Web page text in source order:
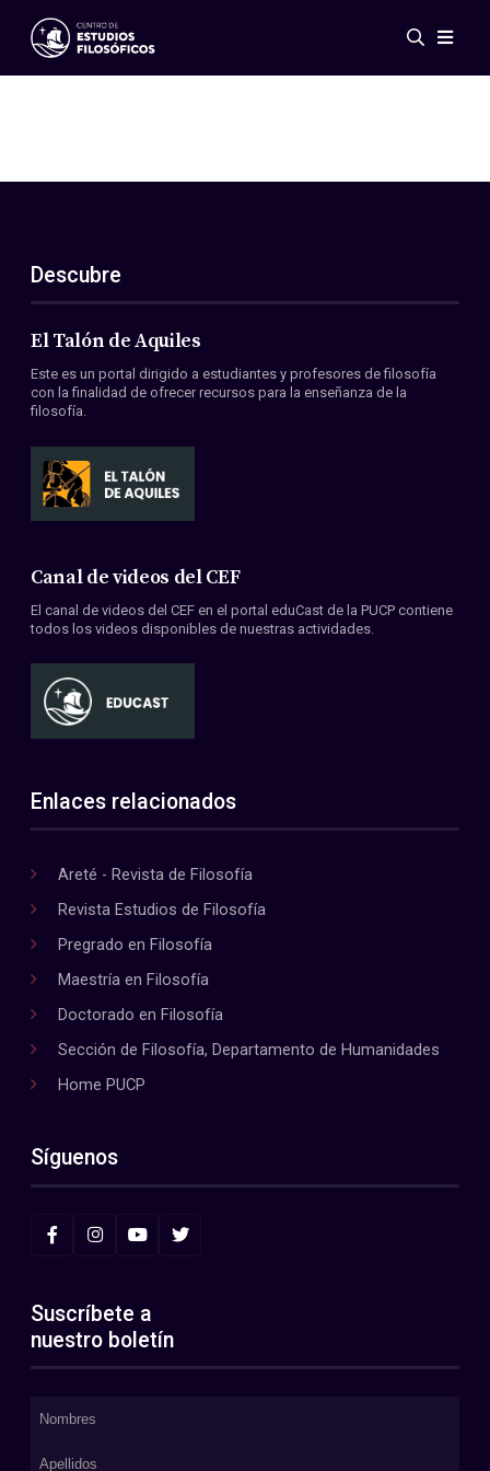
Eventos
ES
EN
Acerca de nosotros
Miembros
Convenios
Descubre
El Talón de Aquiles
Este es un portal dirigido a estudiantes y profesores de filosofía
con la finalidad de ofrecer recursos para la enseñanza de la
filosofía.
Canal de videos del CEF
El canal de videos del CEF en el portal eduCast de la PUCP contiene
todos los videos disponibles de nuestras actividades.
Enlaces relacionados
Areté - Revista de Filosofía
Revista Estudios de Filosofía
Pregrado en Filosofía
Maestría en Filosofía
Doctorado en Filosofía
Sección de Filosofía, Departamento de Humanidades
Home PUCP
Síguenos
Suscríbete a
nuestro boletín